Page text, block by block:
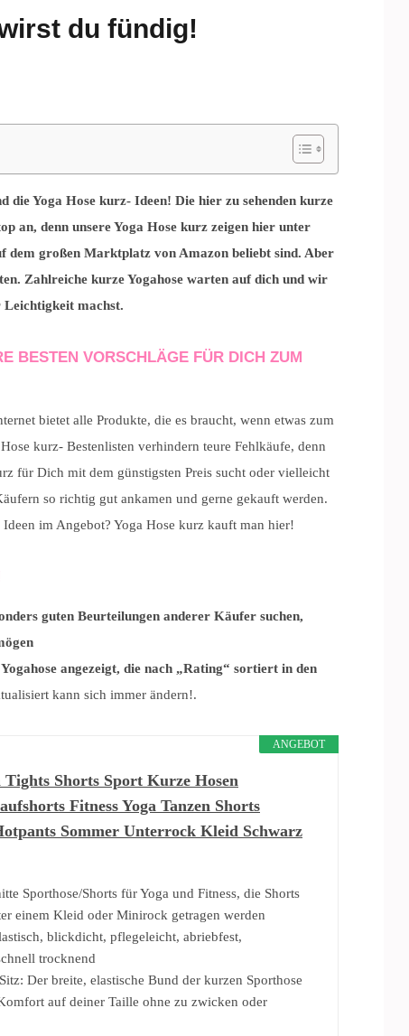
du fündig!
die Yoga Hose kurz- Ideen! Die hier zu sehenden kurze
an, denn unsere Yoga Hose kurz zeigen hier unter
dem großen Marktplatz von Amazon beliebt sind. Aber
Zahlreiche kurze Yogahose warten auf dich und wir
Leichtigkeit machst.
BESTEN VORSCHLÄGE FÜR DICH ZUM
bietet alle Produkte, die es braucht, wenn etwas zum
kurz- Bestenlisten verhindern teure Fehlkäufe, denn
für Dich mit dem günstigsten Preis sucht oder vielleicht
so richtig gut ankamen und gerne gekauft werden.
im Angebot? Yoga Hose kurz kauft man hier!
guten Beurteilungen anderer Käufer suchen,
angezeigt, die nach „Rating“ sortiert in den
kann sich immer ändern!.
ANGEBOT
Tights Shorts Sport Kurze Hosen
Fitness Yoga Tanzen Shorts
Sommer Unterrock Kleid Schwarz
Sporthose/Shorts für Yoga und Fitness, die Shorts
einem Kleid oder Minirock getragen werden
blickdicht, pflegeleicht, abriebfest,
trocknend
Der breite, elastische Bund der kurzen Sporthose
auf deiner Taille ohne zu zwicken oder